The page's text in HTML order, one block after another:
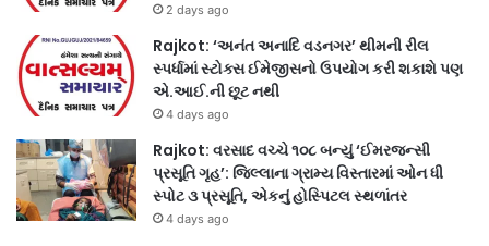
2 days ago
Rajkot: ‘અનંત અનાદિ વડનગર’ થીમની રીલ
સ્પર્ધામાં સ્ટોક્સ ઈમેજીસનો ઉપયોગ કરી શકાશે પણ
એ.આઈ.ની છૂટ નથી
4 days ago
Rajkot: વરસાદ વચ્ચે ૧૦૮ બન્યું ‘ઈમરજન્સી
પ્રસૂતિ ગૃહ’: જિલ્લાના ગ્રામ્ય વિસ્તારમાં ઓન ધી
સ્પોટ ૩ પ્રસૂતિ, એકનું હોસ્પિટલ સ્થળાંતર
4 days ago